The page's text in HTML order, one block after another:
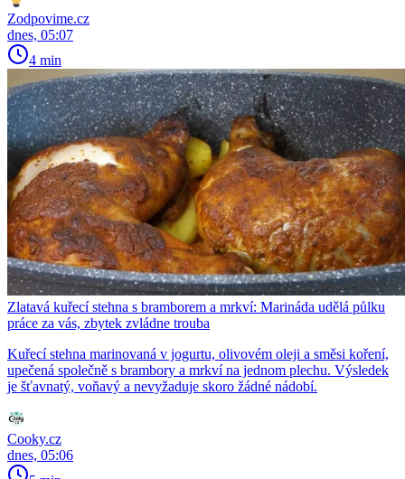
Zodpovime.cz
dnes, 05:07
4 min
Zlatavá kuřecí stehna s bramborem a mrkví: Marináda udělá půlku
práce za vás, zbytek zvládne trouba
Kuřecí stehna marinovaná v jogurtu, olivovém oleji a směsi koření,
upečená společně s brambory a mrkví na jednom plechu. Výsledek
je šťavnatý, voňavý a nevyžaduje skoro žádné nádobí.
Cooky.cz
dnes, 05:06